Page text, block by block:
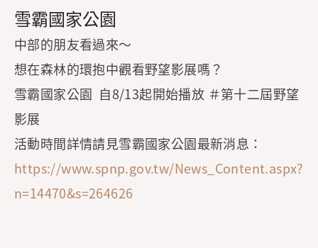
雪霸國家公園
中部的朋友看過來～
想在森林的環抱中觀看野望影展嗎？
雪霸國家公園 自8/13起開始播放 ＃第十二屆野望
影展
活動時間詳情請見雪霸國家公園最新消息：
https://www.spnp.gov.tw/News_Content.aspx?
n=14470&s=264626